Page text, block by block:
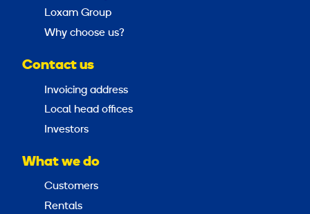
Loxam Group
Why choose us?
Contact us
Invoicing address
Local head offices
Investors
What we do
Customers
Rentals